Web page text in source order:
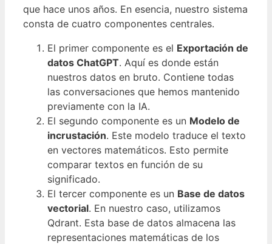
que hace unos años. En esencia, nuestro sistema
consta de cuatro componentes centrales.
El primer componente es el Exportación de
datos ChatGPT. Aquí es donde están
nuestros datos en bruto. Contiene todas
las conversaciones que hemos mantenido
previamente con la IA.
El segundo componente es un Modelo de
incrustación. Este modelo traduce el texto
en vectores matemáticos. Esto permite
comparar textos en función de su
significado.
El tercer componente es un Base de datos
vectorial. En nuestro caso, utilizamos
Qdrant. Esta base de datos almacena las
representaciones matemáticas de los